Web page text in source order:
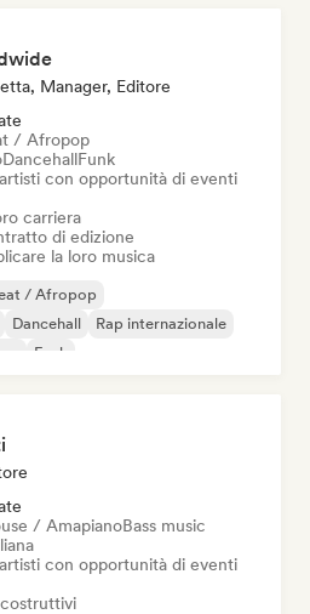
Manager, Editore
/ Afropop
DancehallFunk
con opportunità di eventi
carriera
di edizione
la loro musica
/ Afropop
Dancehall
Rap internazionale
Funk
/ AmapianoBass music
con opportunità di eventi